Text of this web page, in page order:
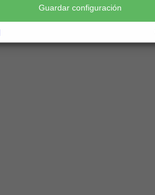
Guardar configuración